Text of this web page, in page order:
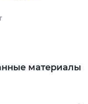
материалы